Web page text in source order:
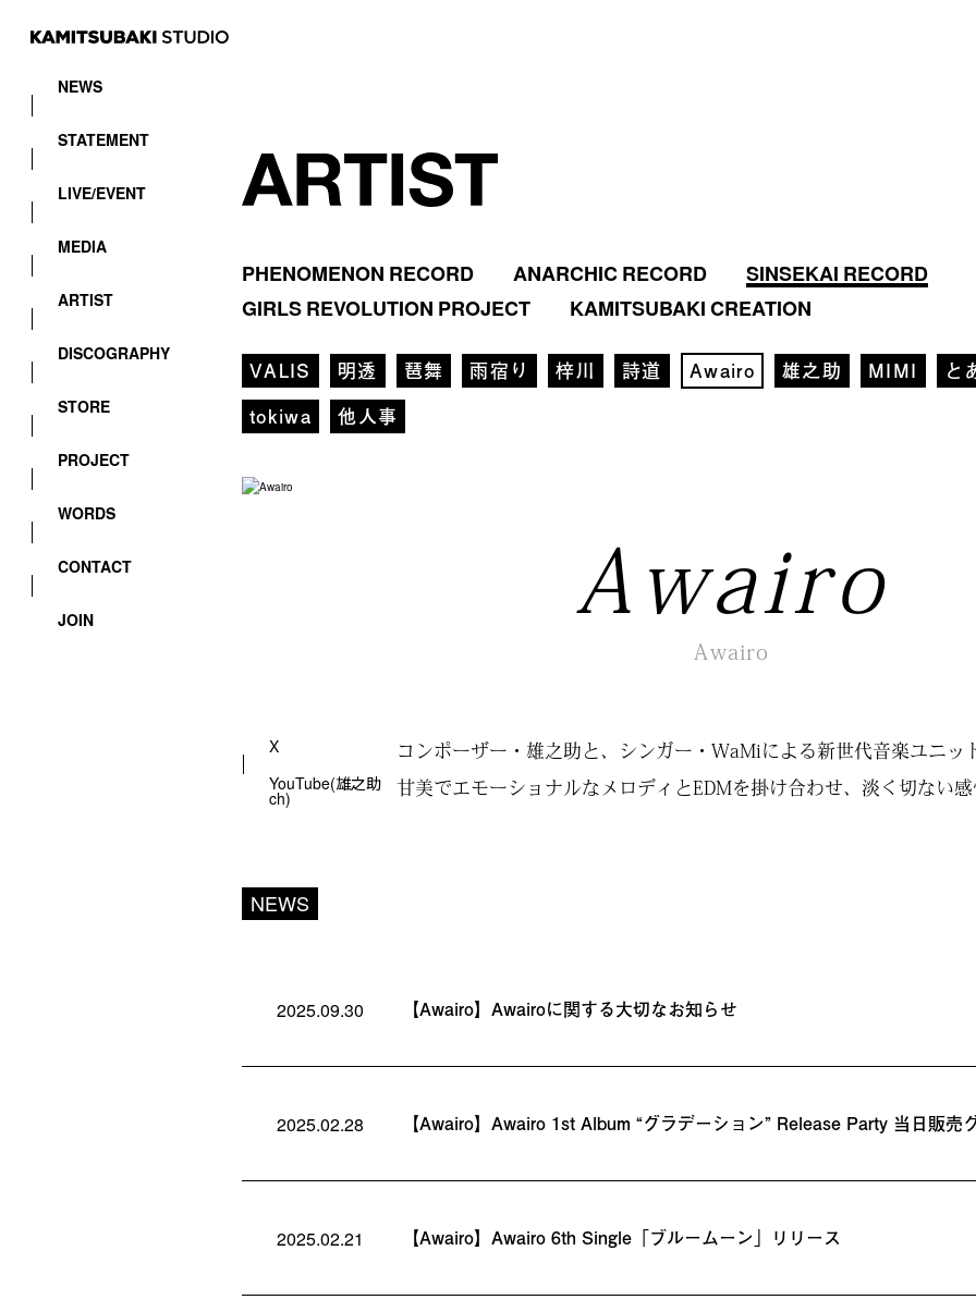
NEWS
STATEMENT
LIVE/EVENT
MEDIA
ARTIST
DISCOGRAPHY
STORE
PROJECT
WORDS
CONTACT
JOIN
PHENOMENON RECORD ANARCHIC RECORD
SINSEKAI RECORD
GIRLS REVOLUTION PROJECT
KAMITSUBAKI CREATION
VALIS 明透 琶舞 雨宿り 梓川 詩道 Awairo 雄之助 MIMI と
tokiwa
他人事
Awairo
Awairo
コンポーザー・雄之助と、シンガー・WaMiによる新世代音楽ユニッ
甘美でエモーショナルなメロディとEDMを掛け合わせ、淡く切ない感
X
YouTube(雄之助
ch)
NEWS
2025.09.30 【Awairo】Awairoに関する大切なお知らせ
2025.02.28 【Awairo】Awairo 1st Album “グラデーション” Release Party 当日販売
2025.02.21 【Awairo】Awairo 6th Single「ブルームーン」リリース